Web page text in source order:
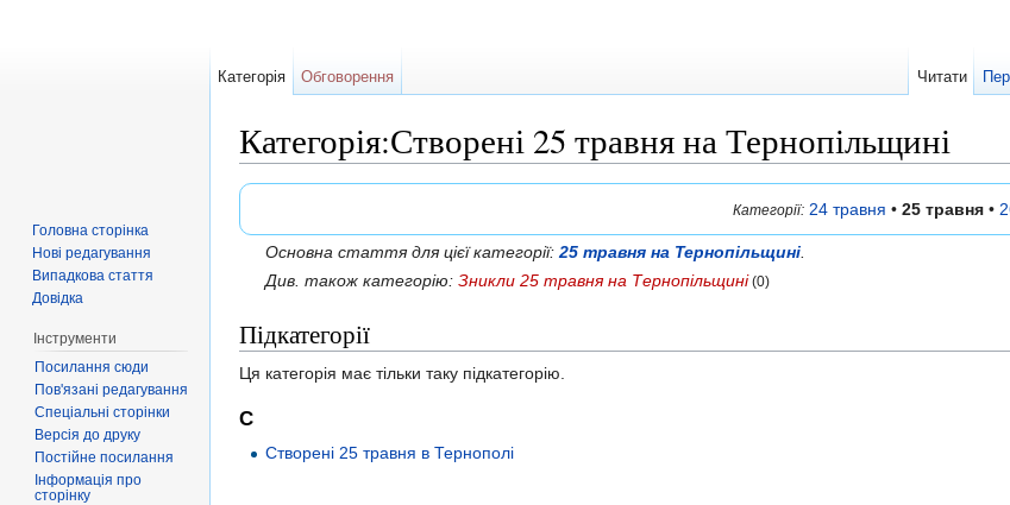
Категорія:Створені 25 травня на Тернопільщині
Категорії: 24 травня • 25 травня •
Основна стаття для цієї категорії:25 травня на Тернопільщині.
Див. також категорію: Зникли 25 травня на Тернопільщині(0)
Підкатегорії
Ця категорія має тільки таку підкатегорію.
С
Створені 25 травня в Тернополі
Категорія Обговорення Читати
Головна сторінка
Нові редагування
Випадкова стаття
Довідка
Інструменти
Посилання сюди
Пов'язані редагування
Спеціальні сторінки
Версія до друку
Постійне посилання
Інформація про
сторінку